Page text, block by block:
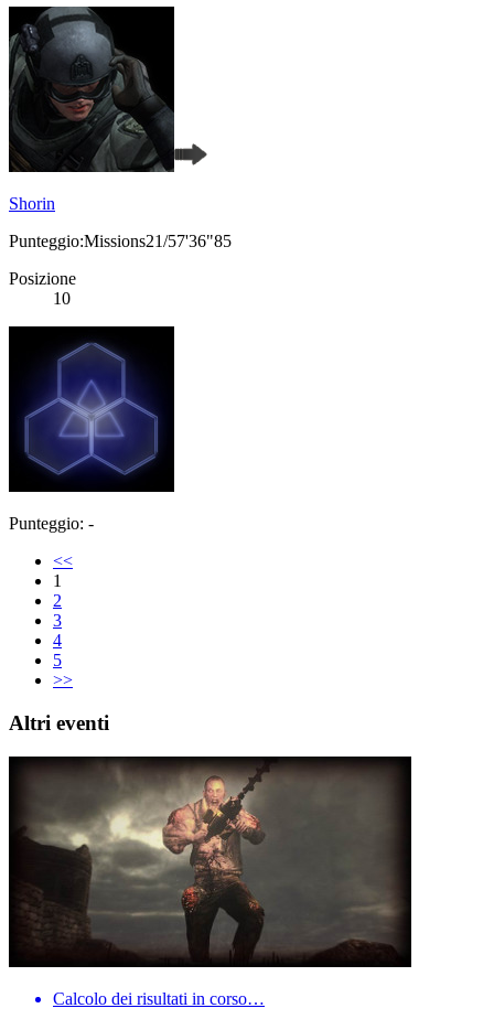
Shorin
Punteggio:Missions21/57'36"85
Posizione
10
Punteggio: -
<<
1
2
3
4
5
>>
Altri eventi
Calcolo dei risultati in corso…